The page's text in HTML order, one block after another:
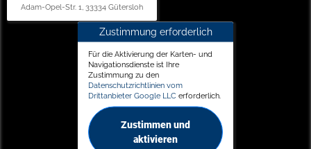
Adam-Opel-Str. 1, 33334 Gütersloh
Zustimmung erforderlich
Für die Aktivierung der Karten- und
Navigationsdienste ist Ihre
Zustimmung zu den
Datenschutzrichtlinien vom
Drittanbieter Google LLC erforderlich.
Zustimmen und
aktivieren